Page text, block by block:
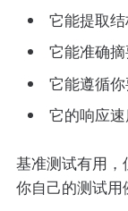
它能提取
它能准确
它能遵循
它的响应
基准测试有用，
你自己的测试用